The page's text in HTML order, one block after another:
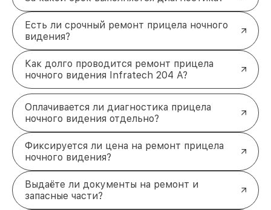
Есть ли срочный ремонт прицела ночного
видения?
Как долго проводится ремонт прицела
ночного видения Infratech 204 А?
Оплачивается ли диагностика прицела
ночного видения отдельно?
Фиксируется ли цена на ремонт прицела
ночного видения?
Выдаёте ли документы на ремонт и
запасные части?